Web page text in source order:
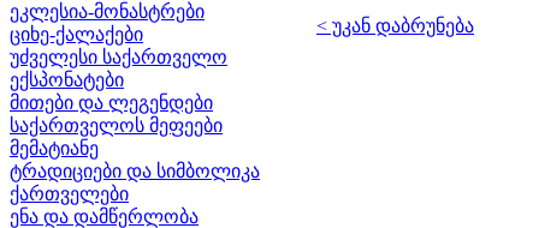
ეკლესია-მონასტრები
ციხე-ქალაქები
უძველესი საქართველო
ექსპონატები
მითები და ლეგენდები
საქართველოს მეფეები
მემატიანე
ტრადიციები და სიმბოლიკა
ქართველები
ენა და დამწერლობა
< უკან დაბრუნება